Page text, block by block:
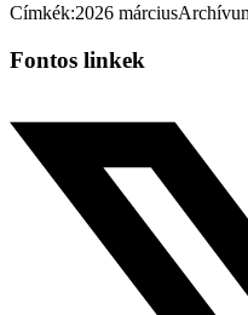
Címkék:2026 március
Fontos linkek